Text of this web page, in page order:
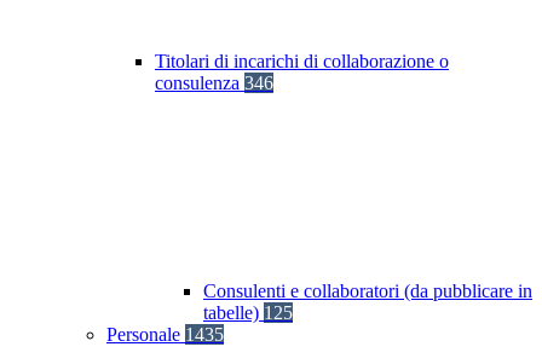
Titolari di incarichi di collaborazione o
consulenza 346
Consulenti e collaboratori (da pubblicare in
tabelle) 125
Personale 1435